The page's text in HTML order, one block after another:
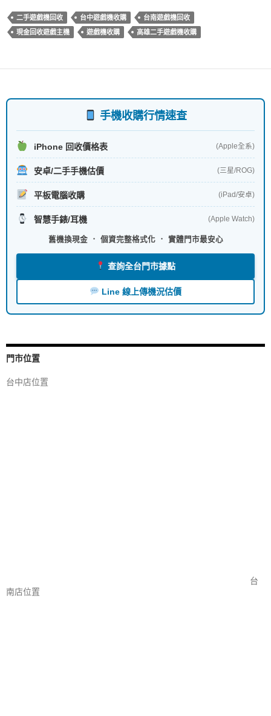
e
b
o
e itt
er
ail
二手遊戲機回收 台中遊戲機收購
台南遊戲機回收
現金回收遊戲主機
遊戲機收購 高雄二手遊戲機收購
手機收購行情速查
iPhone 回收價格表 (Apple全系)
安卓/二手手機估價 (三星/ROG)
平板電腦收購 (iPad/安卓)
智慧手錶/耳機 (Apple Watch)
舊機換現金 ． 個資完整格式化 ． 實體門市最安心
查詢全台門市據點
Line 線上傳機況估價
門市位置
台中店位置
台
南店位置